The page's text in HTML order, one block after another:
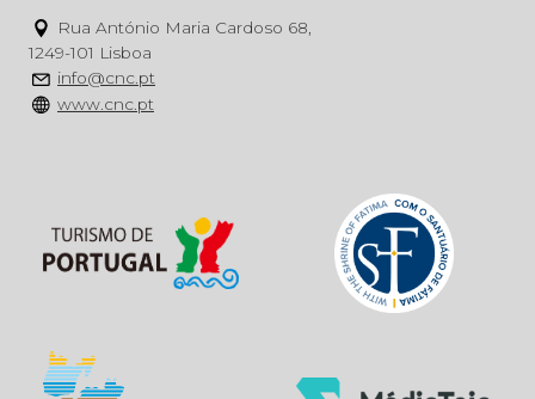
Rua António Maria Cardoso 68,
1249-101 Lisboa
info@cnc.pt
www.cnc.pt